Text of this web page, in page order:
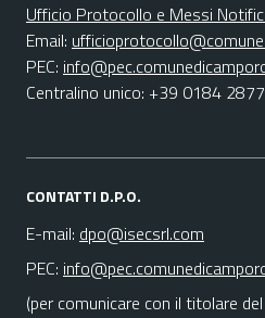
Ufficio Protocollo e Messi
Email:
PEC:
Centralino unico: +39 0184
CONTATTI D.P.O.
E-mail: dpo@isecsrl.com
PEC:
(per comunicare con il titolare